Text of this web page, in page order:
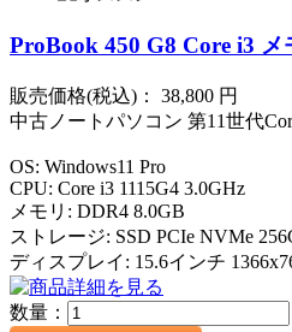
ProBook 450 G8 Core i3
販売価格(税込)： 38,800 円
中古ノートパソコン 第11世代
OS: Windows11 Pro
CPU: Core i3 1115G4 3.0GHz
メモリ: DDR4 8.0GB
ストレージ: SSD PCIe NVMe
ディスプレイ: 15.6インチ
数量：